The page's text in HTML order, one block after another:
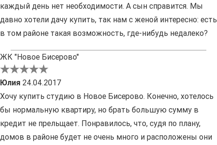
каждый день нет необходимости. А сын справится. Мы
давно хотели дачу купить, так нам с женой интересно: есть
в том районе такая возможность, где-нибудь недалеко?
ЖК "Новое Бисерово"
Юлия 24.04.2017
Хочу купить студию в Новое Бисерово. Конечно, хотелось
бы нормальную квартиру, но брать большую сумму в
кредит не прельщает. Понравилось, что, судя по плану,
домов в районе будет не очень много и расположены они